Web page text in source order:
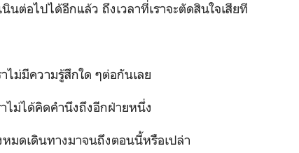
นต่อไปได้อีกแล้ว ถึงเวลาที่เราจะตัดสินใจเสียที
ไม่มีความรู้สึกใด ๆต่อกันเลย
ไม่ได้คิดคำนึงถึงอีกฝ่ายหนึ่ง
หมดเดินทางมาจนถึงตอนนี้หรือเปล่า